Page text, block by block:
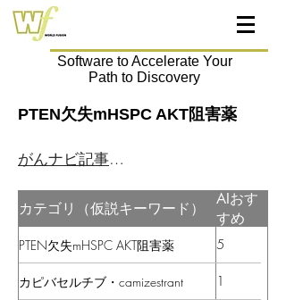
Software to Accelerate Your
Path to Discovery
PTEN欠失mHSPC AKT阻害薬
がんナビ記事はこちら
カテゴリ（仮説キーワード）
AIおす
すめ
PTEN欠失mHSPC AKT阻害薬 5
カピバセルチブ・camizestrant 1